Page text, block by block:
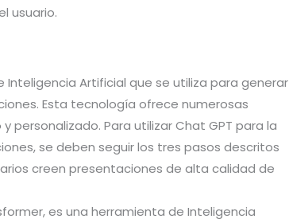
usuario.
Artificial que se utiliza para generar
Esta tecnología ofrece numerosas
personalizado. Para utilizar Chat GPT para la
se deben seguir los tres pasos descritos
creen presentaciones de alta calidad de
es una herramienta de Inteligencia